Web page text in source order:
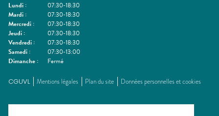
Lundi :
07:30-18:30
Mardi :
07:30-18:30
Mercredi :
07:30-18:30
Jeudi :
07:30-18:30
Vendredi :
07:30-18:30
Samedi :
07:30-13:00
Dimanche : Fermé
CGUVL Mentions légales Plan du site Données personnelles et cookies